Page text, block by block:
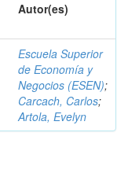
Autor(es)
Escuela Superior
de Economía y
Negocios (ESEN);
Carcach, Carlos;
Artola, Evelyn